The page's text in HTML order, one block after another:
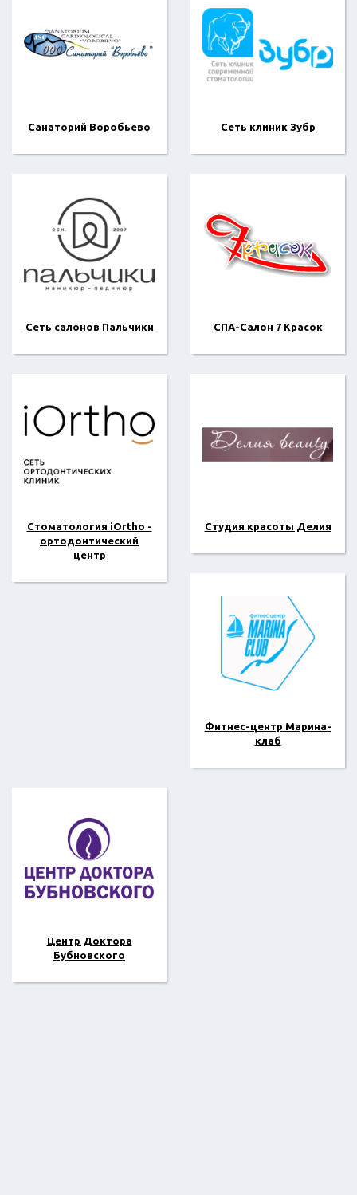
Санаторий Воробьево Сеть клиник Зубр
Сеть салонов Пальчики СПА-Салон 7 Красок
Стоматология iOrtho -
ортодонтический
центр
Студия красоты Делия
Фитнес-центр Марина-
клаб
Центр Доктора
Бубновского